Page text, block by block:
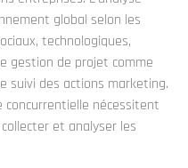
global selon les
technologiques,
gestion de projet comme
suivi des actions marketing.
concurrentielle nécessitent
et analyser les